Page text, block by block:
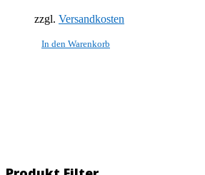
zzgl. Versandkosten
In den Warenkorb